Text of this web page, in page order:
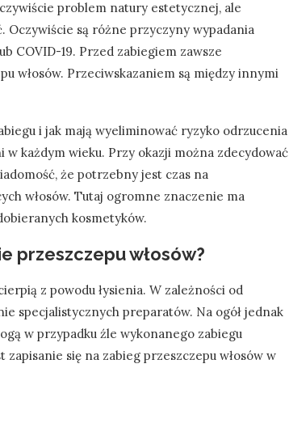
problem natury estetycznej, ale
Oczywiście są różne przyczyny wypadania
COVID-19. Przed zabiegiem zawsze
włosów. Przeciwskazaniem są między innymi
i jak mają wyeliminować ryzyko odrzucenia
każdym wieku. Przy okazji można zdecydować
że potrzebny jest czas na
włosów. Tutaj ogromne znaczenie ma
kosmetyków.
przeszczepu włosów?
z powodu łysienia. W zależności od
specjalistycznych preparatów. Na ogół jednak
w przypadku źle wykonanego zabiegu
się na zabieg przeszczepu włosów w